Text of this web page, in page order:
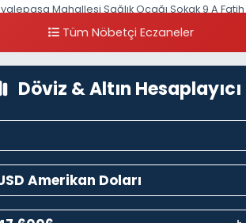
Mahallesi Sağlık Ocağı Sokak 9 A Fatih
Tüm Nöbetçi Eczaneler
Döviz & Altın Hesaplayıcı